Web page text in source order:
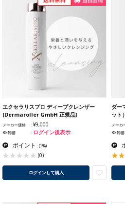
エクセラリスプロ ディープクレンザー
[Dermaroller GmbH 正規品]
メーカー価格 ¥9,000
BG卸価 ログイン後表示
ポイント :(1%)
(0)
ログインして購入
ダー
ッ
メーカ
BG卸価